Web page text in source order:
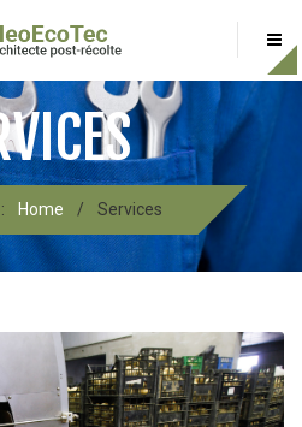
Home / Services